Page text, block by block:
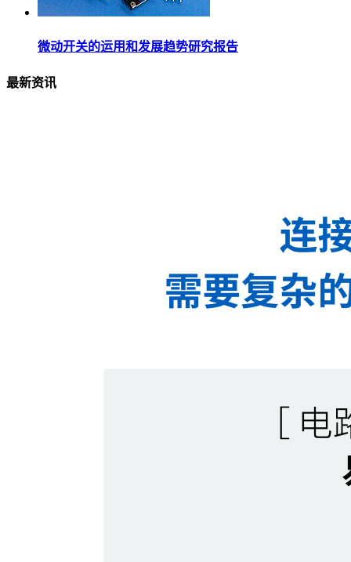
微动开关的运用和发展趋势研究报告
最新资讯